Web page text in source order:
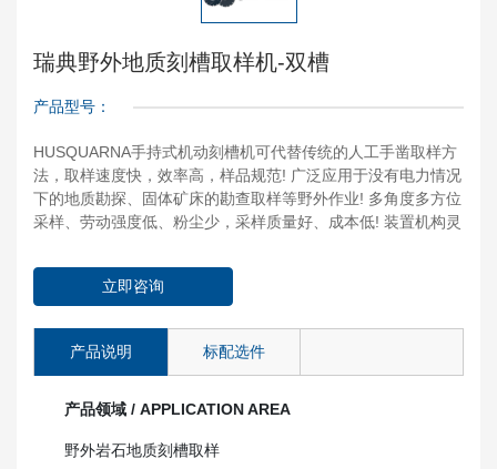
瑞典野外地质刻槽取样机-双槽
产品型号：
HUSQUARNA手持式机动刻槽机可代替传统的人工手凿取样方
法，取样速度快，效率高，样品规范! 广泛应用于没有电力情况
下的地质勘探、固体矿床的勘查取样等野外作业! 多角度多方位
采样、劳动强度低、粉尘少，采样质量好、成本低! 装置机构灵
立即咨询
产品说明 标配选件
产品领域 / APPLICATION AREA
野外岩石地质刻槽取样